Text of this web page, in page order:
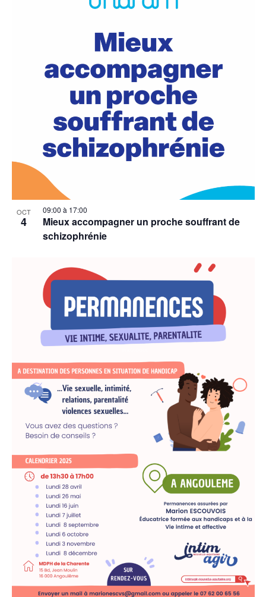
OCT
4
Mieux accompagner un proche souffrant de
schizophrénie
09:00 à 17:00